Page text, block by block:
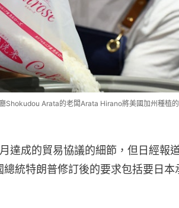
Shokudou Arata的老闆Arata Hirano將美國加州種植的
達成的貿易協議的細節，但日經報
統特朗普修訂後的要求包括要日本